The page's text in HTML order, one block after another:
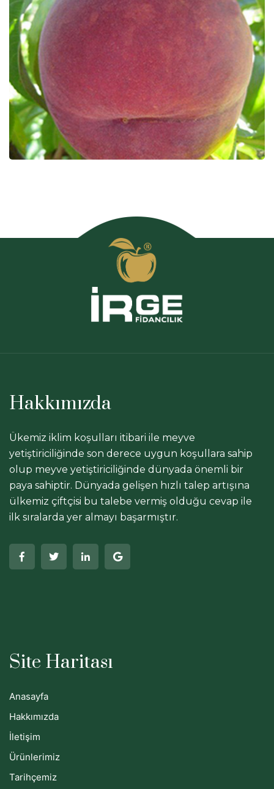
Extreme 486
Hakkımızda
Ükemiz iklim koşulları itibari ile meyve
yetiştiriciliğinde son derece uygun koşullara sahip
olup meyve yetiştiriciliğinde dünyada önemli bir
paya sahiptir. Dünyada gelişen hızlı talep artışına
ülkemiz çiftçisi bu talebe vermiş olduğu cevap ile
ilk sıralarda yer almayı başarmıştır.
Site Haritası
Anasayfa
Hakkımızda
İletişim
Ürünlerimiz
Tarihçemiz